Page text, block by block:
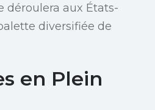
déroulera aux États-
diversifiée de
en Plein